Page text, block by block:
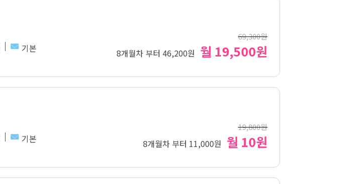
69,300원
기본 8개월차 부터 46,200원 월 19,500원
19,800원
기본 8개월차 부터 11,000원 월 10원